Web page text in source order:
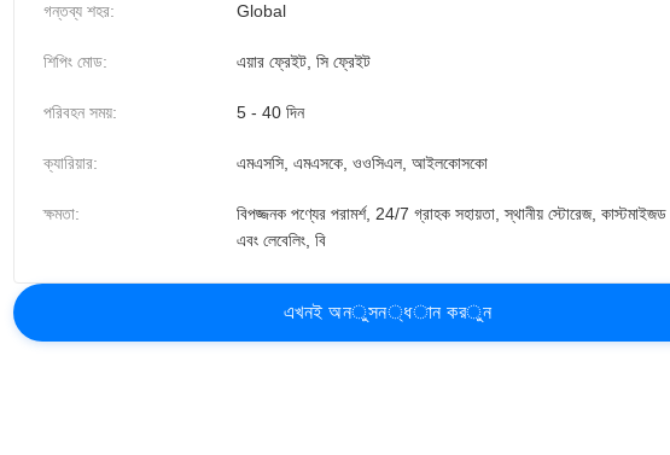
গন্তব্য শহর: Global
শিপিং মোড: এয়ার ফ্রেইট, সি ফ্রেইট
পরিবহন সময়: 5 - 40 দিন
ক্যারিয়ার: এমএসসি, এমএসকে, ওওসিএল, আইলকোসকো
ক্ষমতা:
বিপজ্জনক পণ্যের পরামর্শ, 24/7 গ্রাহক সহায়তা, স্থানীয় স্টোরেজ, কাস্টমাইজড
এবং লেবেলিং, বি
এখনই অনুসন্ধান করুন